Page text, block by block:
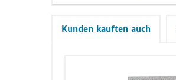
Kunden kauften auch